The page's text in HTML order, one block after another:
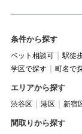
条件から探す
ペット相談可 駅徒
学区で探す
町名で
エリアから探す
渋谷区 港区 新宿
間取りから探す